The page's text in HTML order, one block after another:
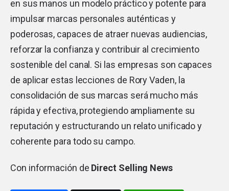
en sus manos un modelo práctico y potente para
impulsar marcas personales auténticas y
poderosas, capaces de atraer nuevas audiencias,
reforzar la confianza y contribuir al crecimiento
sostenible del canal. Si las empresas son capaces
de aplicar estas lecciones de Rory Vaden, la
consolidación de sus marcas será mucho más
rápida y efectiva, protegiendo ampliamente su
reputación y estructurando un relato unificado y
coherente para todo su campo.
Con información de Direct Selling News